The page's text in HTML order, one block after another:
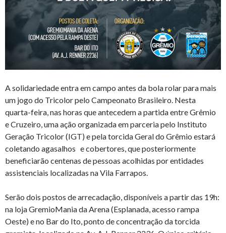
A solidariedade entra em campo antes da bola rolar para mais
um jogo do Tricolor pelo Campeonato Brasileiro. Nesta
quarta-feira, nas horas que antecedem a partida entre Grêmio
e Cruzeiro, uma ação organizada em parceria pelo Instituto
Geração Tricolor (IGT) e pela torcida Geral do Grêmio estará
coletando agasalhos e cobertores, que posteriormente
beneficiarão centenas de pessoas acolhidas por entidades
assistenciais localizadas na Vila Farrapos.
Serão dois postos de arrecadação, disponíveis a partir das 19h:
na loja GremioMania da Arena (Esplanada, acesso rampa
Oeste) e no Bar do Ito, ponto de concentração da torcida